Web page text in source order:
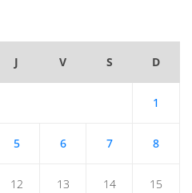
J V S D
1
5 6 7 8
12 13 14 15